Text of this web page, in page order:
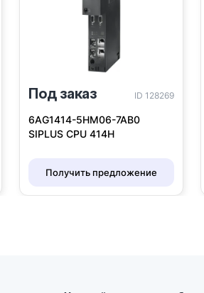
Под заказ ID 128269
6AG1414-5HM06-7AB0
SIPLUS CPU 414H
Получить предложение